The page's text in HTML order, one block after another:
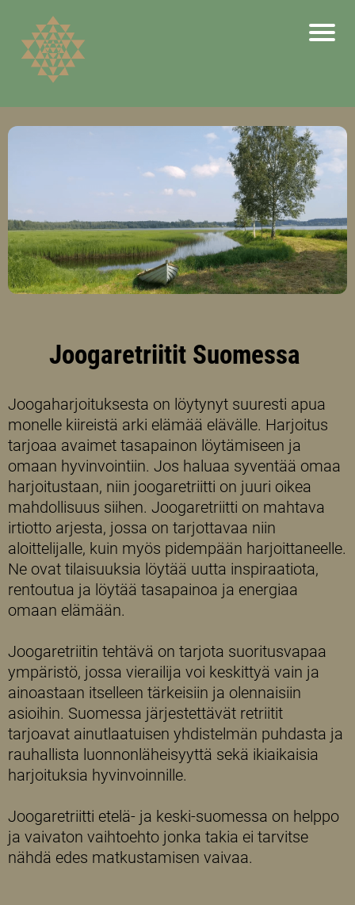
Joogaretriitit Suomessa
Joogaharjoituksesta on löytynyt suuresti apua
monelle kiireistä arki elämää elävälle. Harjoitus
tarjoaa avaimet tasapainon löytämiseen ja
omaan hyvinvointiin. Jos haluaa syventää omaa
harjoitustaan, niin joogaretriitti on juuri oikea
mahdollisuus siihen. Joogaretriitti on mahtava
irtiotto arjesta, jossa on tarjottavaa niin
aloittelijalle, kuin myös pidempään harjoittaneelle.
Ne ovat tilaisuuksia löytää uutta inspiraatiota,
rentoutua ja löytää tasapainoa ja energiaa
omaan elämään.
Joogaretriitin tehtävä on tarjota suoritusvapaa
ympäristö, jossa vierailija voi keskittyä vain ja
ainoastaan itselleen tärkeisiin ja olennaisiin
asioihin. Suomessa järjestettävät retriitit
tarjoavat ainutlaatuisen yhdistelmän puhdasta ja
rauhallista luonnonläheisyyttä sekä ikiaikaisia
harjoituksia hyvinvoinnille.
Joogaretriitti etelä- ja keski-suomessa on helppo
ja vaivaton vaihtoehto jonka takia ei tarvitse
nähdä edes matkustamisen vaivaa.